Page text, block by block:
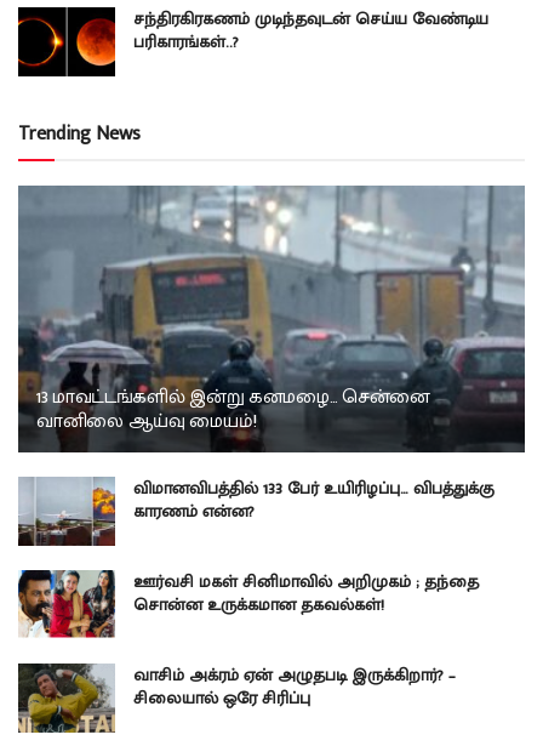
சந்திரகிரகணம் முடிந்தவுடன் செய்ய வேண்டிய
பரிகாரங்கள்..?
Trending News
13 மாவட்டங்களில் இன்று கனமழை… சென்னை
வானிலை ஆய்வு மையம்!
விமானவிபத்தில் 133 பேர் உயிரிழப்பு… விபத்துக்கு
காரணம் என்ன?
ஊர்வசி மகள் சினிமாவில் அறிமுகம் ; தந்தை
சொன்ன உருக்கமான தகவல்கள்!
வாசிம் அக்ரம் ஏன் அழுதபடி இருக்கிறார்? –
சிலையால் ஒரே சிரிப்பு